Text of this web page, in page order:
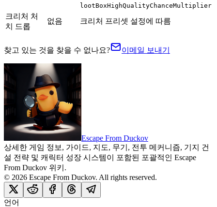
lootBoxHighQualityChanceMultiplier
크리처 처
치 드롭
없음 크리처 프리셋 설정에 따름
찾고 있는 것을 찾을 수 없나요? 이메일 보내기
Escape From Duckov
상세한 게임 정보, 가이드, 지도, 무기, 전투 메커니즘, 기지 건
설 전략 및 캐릭터 성장 시스템이 포함된 포괄적인 Escape
From Duckov 위키.
© 2026 Escape From Duckov. All rights reserved.
언어